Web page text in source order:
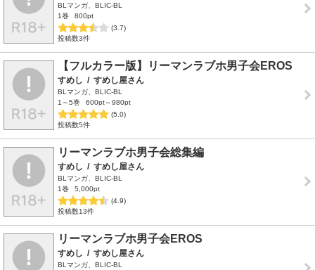
BLマンガ、BLIC-BL
1巻
800pt
(3.7)
投稿数3件
【フルカラー版】リーマンラブホ男子会EROS
すめし / すめし屋さん
BLマンガ、BLIC-BL
1～5巻
600pt～980pt
(5.0)
投稿数5件
リーマンラブホ男子会総集編
すめし / すめし屋さん
BLマンガ、BLIC-BL
1巻
5,000pt
(4.9)
投稿数13件
リーマンラブホ男子会EROS
すめし / すめし屋さん
BLマンガ、BLIC-BL